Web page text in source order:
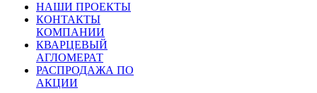
НАШИ ПРОЕКТЫ
КОНТАКТЫ
КОМПАНИИ
КВАРЦЕВЫЙ
АГЛОМЕРАТ
РАСПРОДАЖА ПО
АКЦИИ